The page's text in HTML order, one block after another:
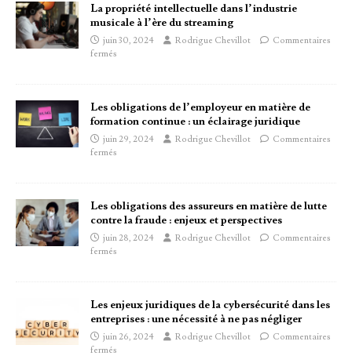
La propriété intellectuelle dans l’industrie
musicale à l’ère du streaming
juin 30, 2024 Rodrigue Chevillot
Commentaires
fermés
Les obligations de l’employeur en matière de
formation continue : un éclairage juridique
juin 29, 2024 Rodrigue Chevillot
Commentaires
fermés
Les obligations des assureurs en matière de lutte
contre la fraude : enjeux et perspectives
juin 28, 2024 Rodrigue Chevillot
Commentaires
fermés
Les enjeux juridiques de la cybersécurité dans les
entreprises : une nécessité à ne pas négliger
juin 26, 2024 Rodrigue Chevillot
Commentaires
fermés